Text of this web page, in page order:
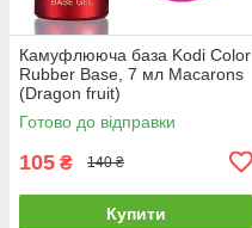
Камуфлююча база Kodi Color
Rubber Base, 7 мл Macarons
(Dragon fruit)
Готово до відправки
105 ₴ 140 ₴
Купити